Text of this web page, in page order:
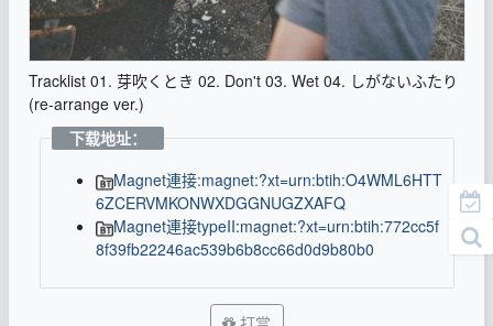
Tracklist 01. 芽吹くとき 02. Don't 03. Wet 04. しがないふたり
(re-arrange ver.)
下载地址：
Magnet連接:magnet:?xt=urn:btih:O4WML6HTT
6ZCERVMKONWXDGGNUGZXAFQ
Magnet連接typeII:magnet:?xt=urn:btih:772cc5f
8f39fb22246ac539b6b8cc66d0d9b80b0